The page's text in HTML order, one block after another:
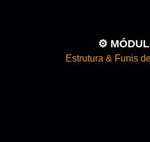
⚙️
Estrutura & Funis